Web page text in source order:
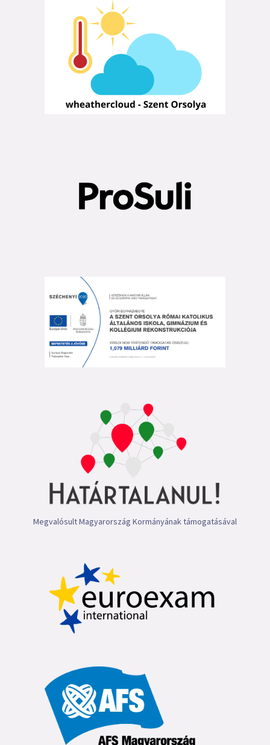
Megvalósult Magyarország Kormányának támogatásával